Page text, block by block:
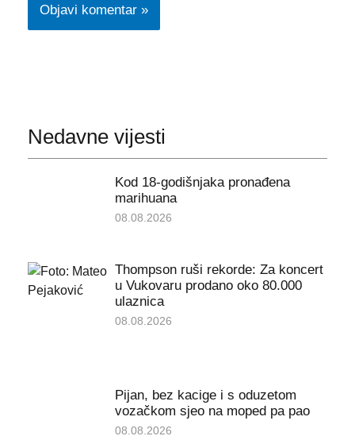
Nedavne vijesti
Kod 18-godišnjaka pronađena
marihuana
08.08.2026
Thompson ruši rekorde: Za koncert
u Vukovaru prodano oko 80.000
ulaznica
08.08.2026
Pijan, bez kacige i s oduzetom
vozačkom sjeo na moped pa pao
08.08.2026